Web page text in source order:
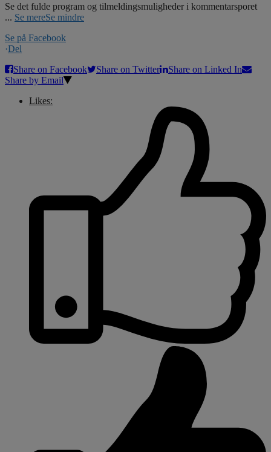
Se det fulde program og tilmeldingsmuligheder i kommentarsporet
... Se mereSe mindre
Se på Facebook
·Del
Share on Facebook
Share on Twitter
Share on Linked In
Share by Email
Likes: